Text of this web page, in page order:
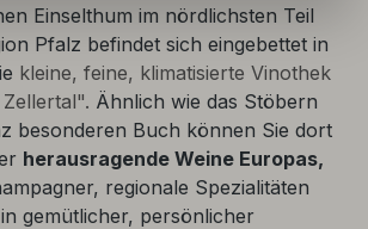
Einselthum im nördlichsten Teil
Pfalz befindet sich eingebettet in
kleine, feine, klimatisierte Vinothek
Ähnlich wie das Stöbern
besonderen Buch können Sie dort
herausragende Weine Europas,
regionale Spezialitäten
gemütlicher, persönlicher